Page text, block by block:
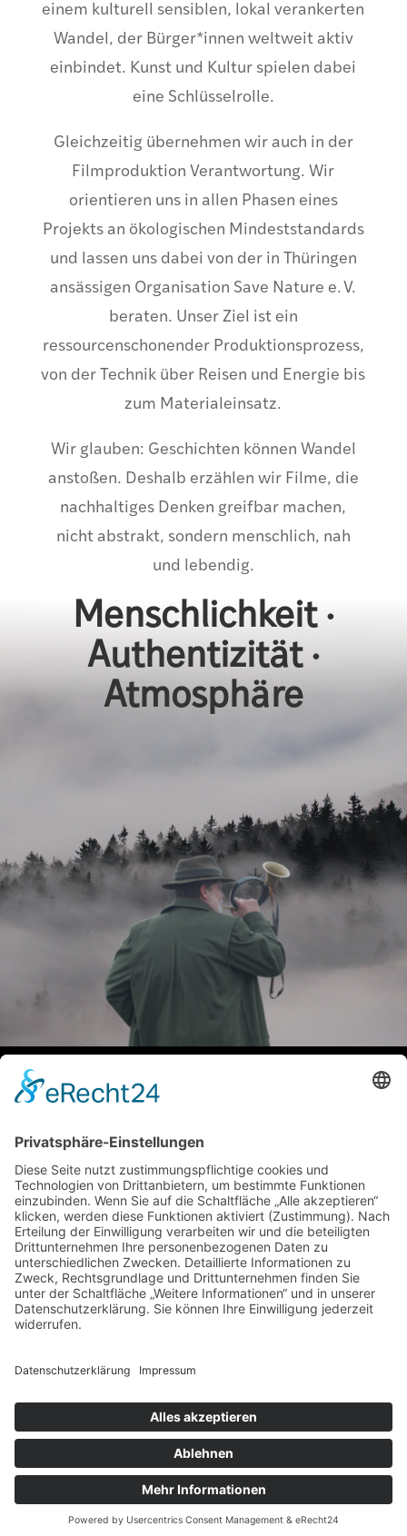
einem kulturell sensiblen, lokal verankerten
Wandel, der Bürger*innen weltweit aktiv
einbindet. Kunst und Kultur spielen dabei
eine Schlüsselrolle.
Gleichzeitig übernehmen wir auch in der
Filmproduktion Verantwortung. Wir
orientieren uns in allen Phasen eines
Projekts an ökologischen Mindeststandards
und lassen uns dabei von der in Thüringen
ansässigen Organisation Save Nature e. V.
beraten. Unser Ziel ist ein
ressourcenschonender Produktionsprozess,
von der Technik über Reisen und Energie bis
zum Materialeinsatz.
Wir glauben: Geschichten können Wandel
anstoßen. Deshalb erzählen wir Filme, die
nachhaltiges Denken greifbar machen,
nicht abstrakt, sondern menschlich, nah
und lebendig.
Menschlichkeit ·
Authentizität ·
Atmosphäre
Liquid-Films GmbH
Tel.: 0171 569 58 65
E-Mail: mail@liquid-films.com
IMPRESSUM/DATENSCHUTZERKLÄRUNG
© 2026 Liquid Films. Alle Rechte vorbehalten.